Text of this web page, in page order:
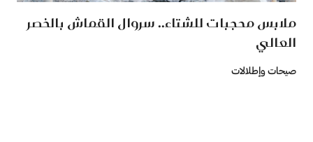
ملابس محجبات للشتاء.. سروال القماش بالخصر
العالي
صيحات وإطلالات